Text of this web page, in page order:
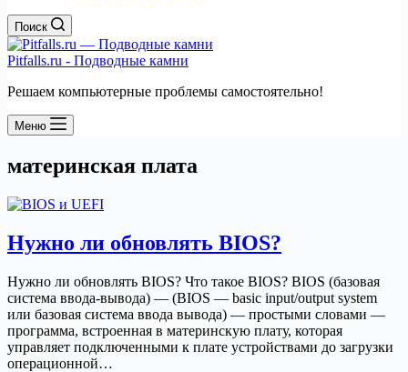
Поиск
Pitfalls.ru - Подводные камни
Решаем компьютерные проблемы самостоятельно!
Меню
материнская плата
Нужно ли обновлять BIOS?
Нужно ли обновлять BIOS? Что такое BIOS? BIOS (базовая
система ввода-вывода) — (BIOS — basic input/output system
или базовая система ввода вывода) — простыми словами —
программа, встроенная в материнскую плату, которая
управляет подключенными к плате устройствами до загрузки
операционной…